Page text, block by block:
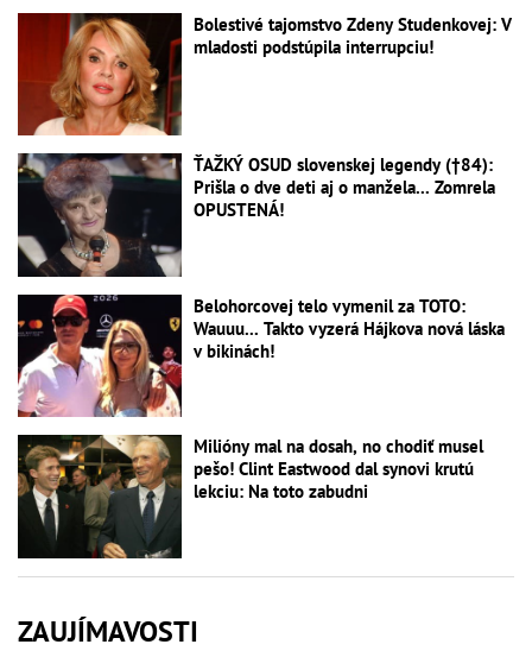
Bolestivé tajomstvo Zdeny Studenkovej: V
mladosti podstúpila interrupciu!
ŤAŽKÝ OSUD slovenskej legendy (†84):
Prišla o dve deti aj o manžela... Zomrela
OPUSTENÁ!
Belohorcovej telo vymenil za TOTO:
Wauuu... Takto vyzerá Hájkova nová láska
v bikinách!
Milióny mal na dosah, no chodiť musel
pešo! Clint Eastwood dal synovi krutú
lekciu: Na toto zabudni
ZAUJÍMAVOSTI